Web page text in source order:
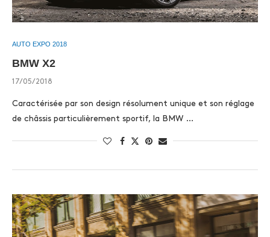
AUTO EXPO 2018
BMW X2
17/05/2018
Caractérisée par son design résolument unique et son réglage
de châssis particulièrement sportif, la BMW …